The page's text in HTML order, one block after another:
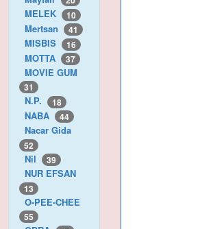
MELEK 10
Mertsan 41
MISBIS 16
MOTTA 37
MOVIE GUM
31
N.P. 18
NABA 44
Nacar Gida
52
Nil 39
NUR EFSAN
13
O-PEE-CHEE
55